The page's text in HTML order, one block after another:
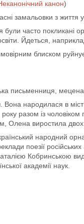
канон)
замальовки з життя
були часто покликані
Йдеться,
блиском
письменниця,
народилася в
року разом із
Олена виростила двох
народний
поезії
Кобринською
академії наук.